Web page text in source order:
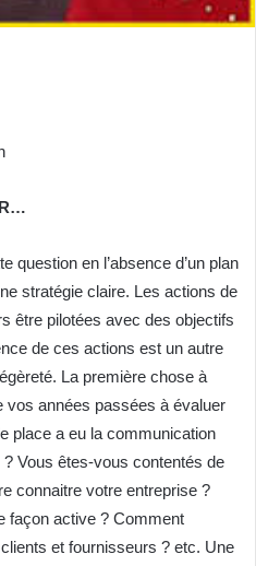
question en l’absence d’un plan
stratégie claire. Les actions de
être pilotées avec des objectifs
de ces actions est un autre
La première chose à
vos années passées à évaluer
place a eu la communication
Vous êtes-vous contentés de
connaitre votre entreprise ?
façon active ? Comment
et fournisseurs ? etc. Une